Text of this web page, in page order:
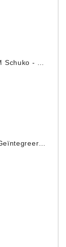
A-8 APEX Hybride Geïntegreerde Versterker